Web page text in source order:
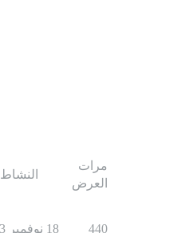
مرات
العرض
النشاط
440 18 نوفمبر 2023